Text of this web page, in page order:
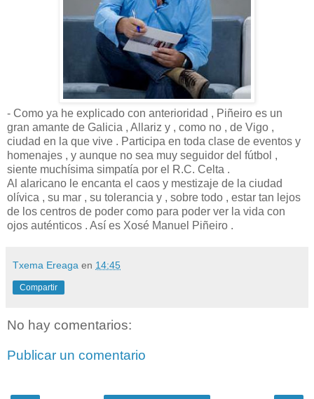
- Como ya he explicado con anterioridad , Piñeiro es un
gran amante de Galicia , Allariz y , como no , de Vigo ,
ciudad en la que vive . Participa en toda clase de eventos y
homenajes , y aunque no sea muy seguidor del fútbol ,
siente muchísima simpatía por el R.C. Celta .
Al alaricano le encanta el caos y mestizaje de la ciudad
olívica , su mar , su tolerancia y , sobre todo , estar tan lejos
de los centros de poder como para poder ver la vida con
ojos auténticos . Así es Xosé Manuel Piñeiro .
Txema Ereaga en 14:45
Compartir
No hay comentarios:
Publicar un comentario